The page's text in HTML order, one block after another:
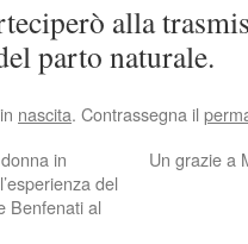
alla
parto naturale.
nascita. Contrassegna il
in
del
Benfenati al
Un grazie a